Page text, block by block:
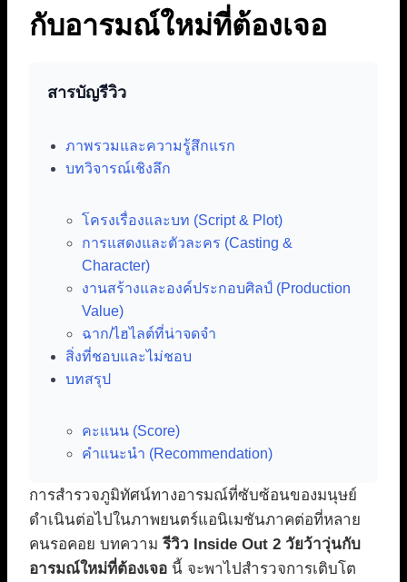
กับอารมณ์ใหม่ที่ต้องเจอ
สารบัญรีวิว
ภาพรวมและความรู้สึกแรก
บทวิจารณ์เชิงลึก
โครงเรื่องและบท (Script & Plot)
การแสดงและตัวละคร (Casting &
Character)
งานสร้างและองค์ประกอบศิลป์ (Production
Value)
ฉาก/ไฮไลต์ที่น่าจดจำ
สิ่งที่ชอบและไม่ชอบ
บทสรุป
คะแนน (Score)
คำแนะนำ (Recommendation)
การสำรวจภูมิทัศน์ทางอารมณ์ที่ซับซ้อนของมนุษย์
ดำเนินต่อไปในภาพยนตร์แอนิเมชันภาคต่อที่หลาย
คนรอคอย บทความรีวิว Inside Out 2 วัยว้าวุ่นกับ
อารมณ์ใหม่ที่ต้องเจอ นี้ จะพาไปสำรวจการเติบโต